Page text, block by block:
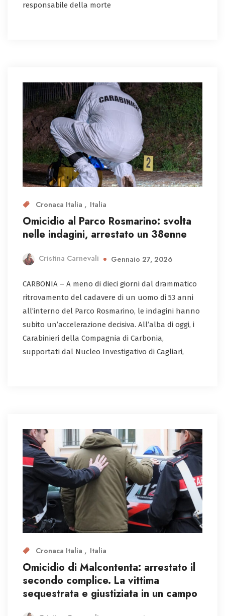
responsabile della morte
Cronaca Italia Italia
Omicidio al Parco Rosmarino: svolta
nelle indagini, arrestato un 38enne
Cristina Carnevali Gennaio 27, 2026
CARBONIA – A meno di dieci giorni dal drammatico
ritrovamento del cadavere di un uomo di 53 anni
all’interno del Parco Rosmarino, le indagini hanno
subito un’accelerazione decisiva. All’alba di oggi, i
Carabinieri della Compagnia di Carbonia,
supportati dal Nucleo Investigativo di Cagliari,
Cronaca Italia Italia
Omicidio di Malcontenta: arrestato il
secondo complice. La vittima
sequestrata e giustiziata in un campo